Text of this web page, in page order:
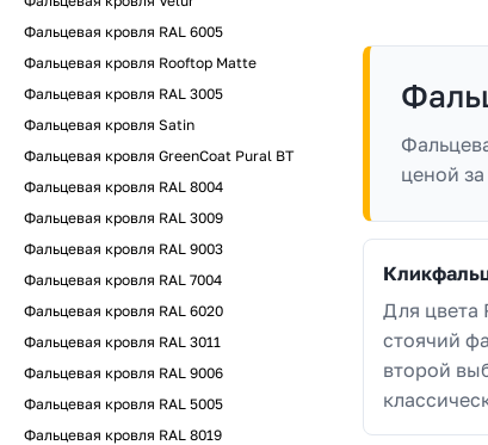
ценой
Для цвета
стоячий
второй
Фальцевая кровля RAL 6005
Фальцевая кровля Rooftop Matte
Фальцевая кровля RAL 3005
Фальцевая кровля Satin
Фальцевая кровля GreenCoat Pural BT
Фальцевая кровля RAL 8004
Фальцевая кровля RAL 3009
Фальцевая кровля RAL 9003
Фальцевая кровля RAL 7004
Фальцевая кровля RAL 6020
Фальцевая кровля RAL 3011
Фальцевая кровля RAL 9006
Фальцевая кровля RAL 5005
Фальцевая кровля RAL 8019